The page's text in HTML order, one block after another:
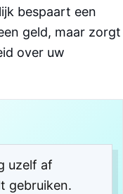
bespaart een
geld, maar zorgt
over uw
uzelf af
gebruiken.